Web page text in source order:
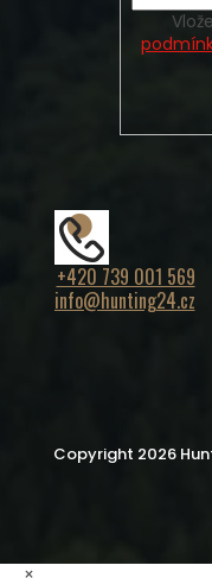
+420 739 001 569
info@hunting24.cz
Copyright 2026